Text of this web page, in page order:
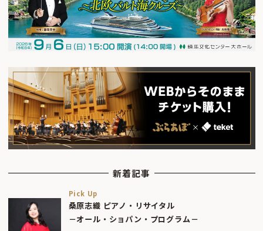
新着記事
Pick Up
桑原志織 ピアノ・リサイタル
－オール・ショパン・プログラム－